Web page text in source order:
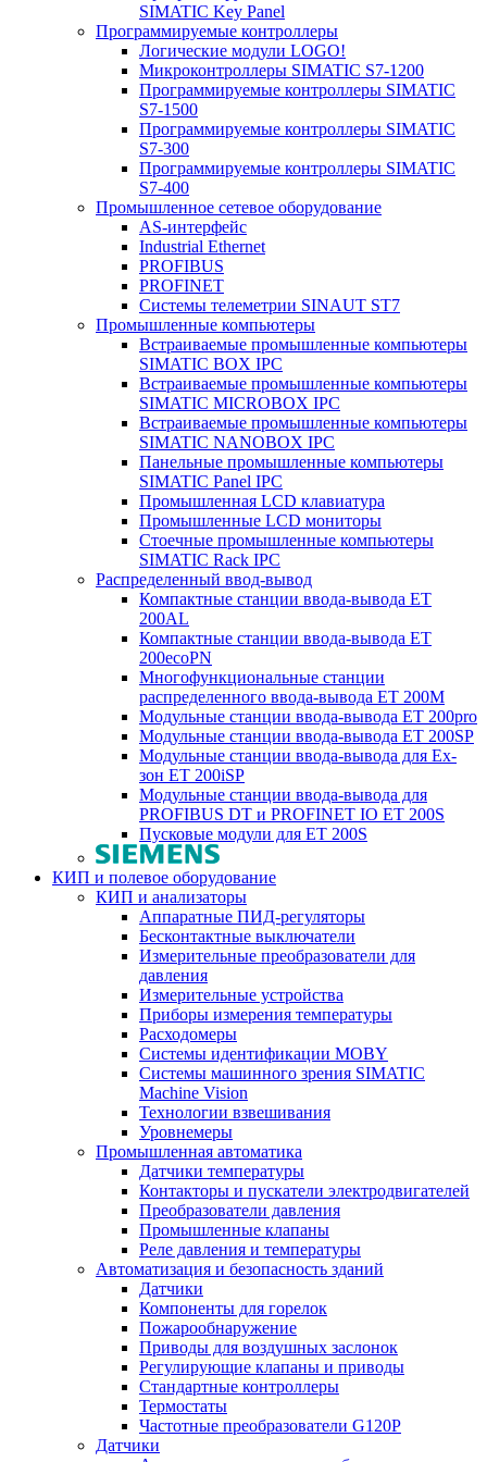
SIMATIC Key Panel
Программируемые контроллеры
Логические модули LOGO!
Микроконтроллеры SIMATIC S7-1200
Программируемые контроллеры SIMATIC
S7-1500
Программируемые контроллеры SIMATIC
S7-300
Программируемые контроллеры SIMATIC
S7-400
Промышленное сетевое оборудование
AS-интерфейс
Industrial Ethernet
PROFIBUS
PROFINET
Системы телеметрии SINAUT ST7
Промышленные компьютеры
Встраиваемые промышленные компьютеры
SIMATIC BOX IPC
Встраиваемые промышленные компьютеры
SIMATIC MICROBOX IPC
Встраиваемые промышленные компьютеры
SIMATIC NANOBOX IPC
Панельные промышленные компьютеры
SIMATIC Panel IPC
Промышленная LCD клавиатура
Промышленные LCD мониторы
Стоечные промышленные компьютеры
SIMATIC Rack IPC
Распределенный ввод-вывод
Компактные станции ввода-вывода ET
200AL
Компактные станции ввода-вывода ET
200ecoPN
Многофункциональные станции
распределенного ввода-вывода ET 200M
Модульные станции ввода-вывода ET 200pro
Модульные станции ввода-вывода ET 200SP
Модульные станции ввода-вывода для Ex-
зон ET 200iSP
Модульные станции ввода-вывода для
PROFIBUS DT и PROFINET IO ET 200S
Пусковые модули для ET 200S
КИП и полевое оборудование
КИП и анализаторы
Аппаратные ПИД-регуляторы
Бесконтактные выключатели
Измерительные преобразователи для
давления
Измерительные устройства
Приборы измерения температуры
Расходомеры
Системы идентификации MOBY
Системы машинного зрения SIMATIC
Machine Vision
Технологии взвешивания
Уровнемеры
Промышленная автоматика
Датчики температуры
Контакторы и пускатели электродвигателей
Преобразователи давления
Промышленные клапаны
Реле давления и температуры
Автоматизация и безопасность зданий
Датчики
Компоненты для горелок
Пожарообнаружение
Приводы для воздушных заслонок
Регулирующие клапаны и приводы
Стандартные контроллеры
Термостаты
Частотные преобразователи G120P
Датчики